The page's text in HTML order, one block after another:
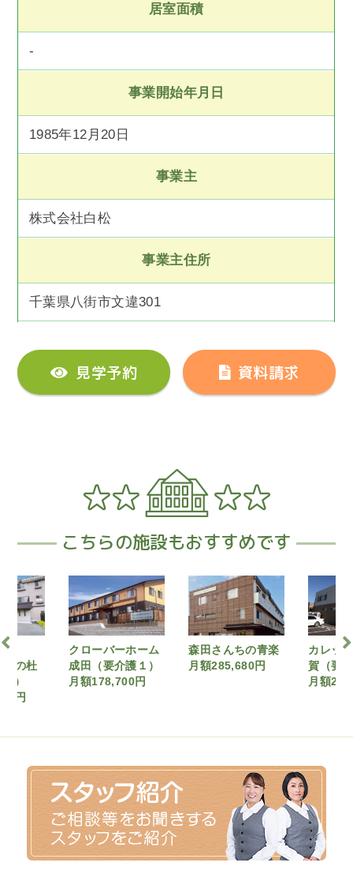
居室面積
-
事業開始年月日
1985年12月20日
事業主
株式会社白松
事業主住所
千葉県八街市文違301
見学予約 資料請求
こちらの施設もおすすめです
ーム
護１）
円
森田さんちの青楽
月額285,680円
カレッサ成田北須
賀（要介護3）
森田さ
sora
月額